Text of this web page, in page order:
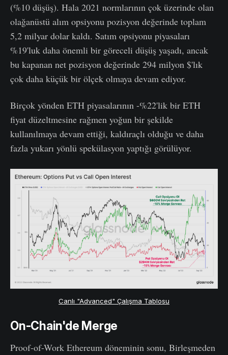
(%10 düşüş). Hala 2021 normlarının çok üzerinde olan
olağanüstü alım opsiyonu pozisyon değerinde toplam
5,2 milyar dolar kaldı. Satım opsiyonu piyasaları
%19'luk daha önemli bir göreceli düşüş yaşadı, ancak
bu kapanan net pozisyon değerinde 294 milyon $'lık
çok daha küçük bir ölçek olmaya devam ediyor.
Birçok yönden ETH piyasalarının -%22'lik bir ETH
fiyat düzeltmesine rağmen yoğun bir şekilde
kullanılmaya devam ettiği, kaldıraçlı olduğu ve daha
fazla yukarı yönlü spekülasyon yaptığı görülüyor.
Canlı "Advanced" Çalışma Tablosu
On-Chain'de Merge
Proof-of-Work Ethereum döneminin sonu, Birleşmeden